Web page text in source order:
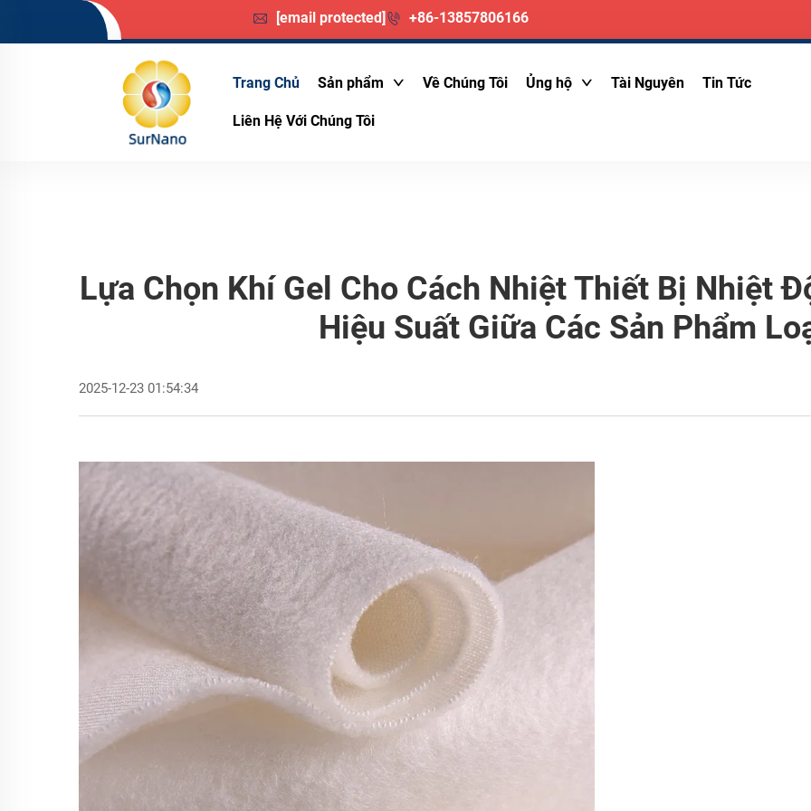
[email protected] +86-13857806166
Trang Chủ Sản phẩm Về Chúng Tôi Ủng hộ Tài Nguyên Tin Tức
Liên Hệ Với Chúng Tôi
Lựa Chọn Khí Gel Cho Cách Nhiệt Thiết Bị Nhiệt
Hiệu Suất Giữa Các Sản Phẩm
2025-12-23 01:54:34